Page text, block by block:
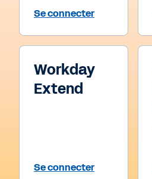
Se connecter
Workday
Extend
Se connecter